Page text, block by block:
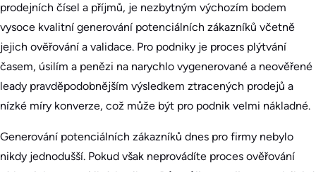
prodejních čísel a příjmů, je nezbytným výchozím bodem
vysoce kvalitní generování potenciálních zákazníků včetně
jejich ověřování a validace. Pro podniky je proces plýtvání
časem, úsilím a penězi na narychlo vygenerované a neověřené
leady pravděpodobnějším výsledkem ztracených prodejů a
nízké míry konverze, což může být pro podnik velmi nákladné.
Generování potenciálních zákazníků dnes pro firmy nebylo
nikdy jednodušší. Pokud však neprovádíte proces ověřování